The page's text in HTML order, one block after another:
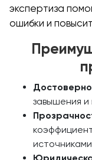
экспертиза
ошибки и
завышения